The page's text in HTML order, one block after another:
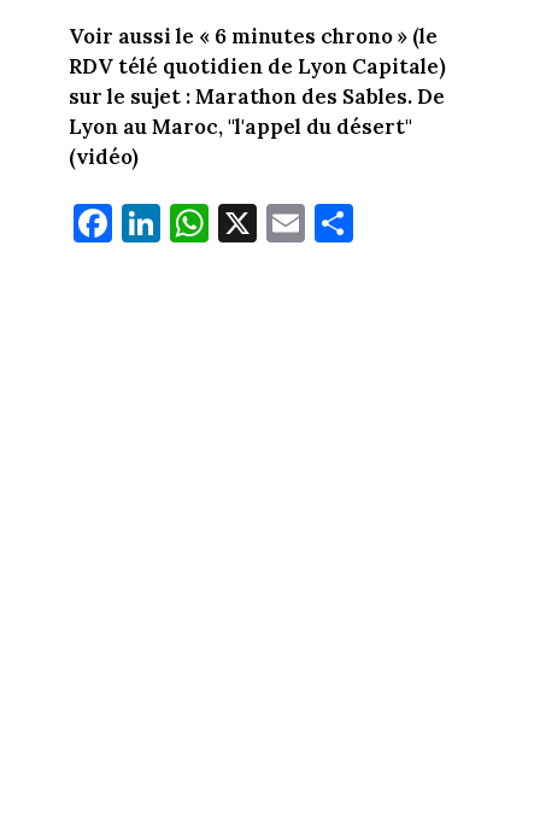
Voir aussi le « 6 minutes chrono » (le
RDV télé quotidien de Lyon Capitale)
sur le sujet :Marathon des Sables. De
Lyon au Maroc, "l'appel du désert"
(vidéo)
Fa
ce
Li
nk
W
ha
X E
m
Pa